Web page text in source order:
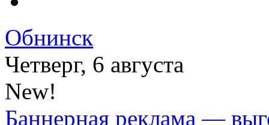
Обнинск
Четверг, 6 августа
New!
Баннерная реклама —